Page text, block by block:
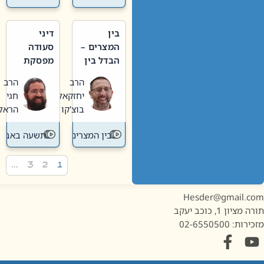
בין
המצרים –
הבדל בין
חדשה
לישנה
הרב
יחזקאל
בוצ'קו
בין המצרים
דיני
סעודה
מפסקת
תשעה
באב
הרב
חגי
הראל
תשעה באב
1, כוכב יעקב
02-6550500